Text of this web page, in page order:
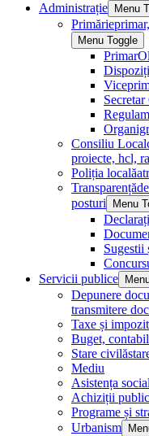
Administrație
Menu
Primărie
Menu Toggle
Primar
Secretar
Consiliu Local
proiecte, hcl,
Poliția locală
Transparență
posturi
Menu
Sugestii
Servicii publice
Depunere
transmitere
Taxe și
Buget,
Stare civilă
Mediu
Asistența
Achiziții
Programe și
Urbanism